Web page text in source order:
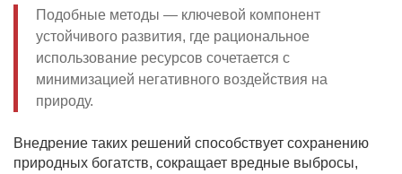
Подобные методы — ключевой компонент
устойчивого развития, где рациональное
использование ресурсов сочетается с
минимизацией негативного воздействия на
природу.
Внедрение таких решений способствует сохранению
природных богатств, сокращает вредные выбросы,